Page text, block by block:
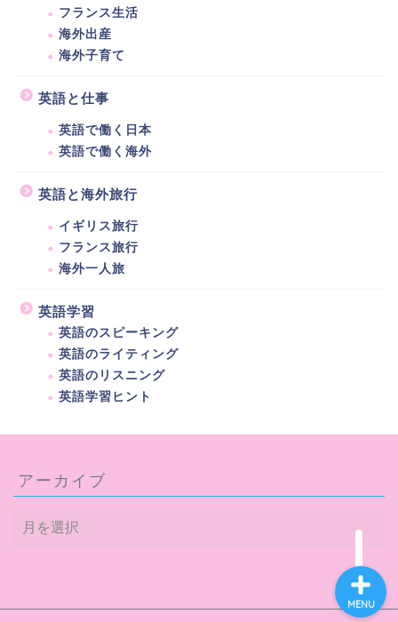
フランス生活
海外出産
海外子育て
英語と仕事
英語で働く日本
英語で働く海外
英語と海外旅行
イギリス旅行
フランス旅行
海外一人旅
英語学習
英語のスピーキング
英語のライティング
英語のリスニング
英語学習ヒント
アーカイブ
ア
ー
MENU
海外生活